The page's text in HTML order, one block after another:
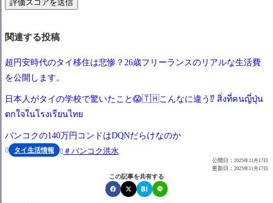
関連する投稿
超円安時代のタイ移住は悲惨？26歳フリーランスのリアルな生活費
を公開します。
日本人がタイの学校で驚いたこと😱🇹🇭こんなに違う⁉︎ สิ่งที่คนญี่ปุ่น
ตกใจในโรงเรียนไทย
バンコクの140万円コンドはDQNだらけなのか
 タイ生活情報  バンコク洪水
公開日： 2025年11月17日
更新日： 2025年11月17日
この記事を共有する